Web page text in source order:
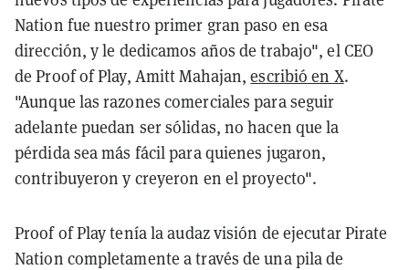
Nation fue nuestro primer gran paso en esa
dirección, y le dedicamos años de trabajo", el CEO
de Proof of Play, Amitt Mahajan,escribió en X.
"Aunque las razones comerciales para seguir
adelante puedan ser sólidas, no hacen que la
pérdida sea más fácil para quienes jugaron,
contribuyeron y creyeron en el proyecto".
Proof of Play tenía la audaz visión de ejecutar Pirate
Nation completamente a través de una pila de